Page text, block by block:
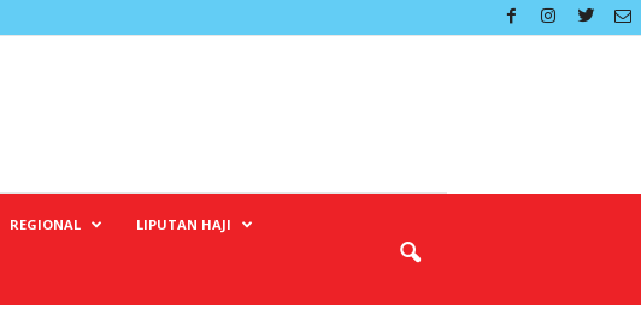
REGIONAL LIPUTAN HAJI